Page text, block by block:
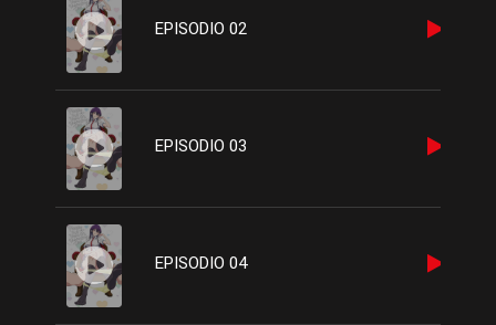
EPISODIO 02
EPISODIO 03
EPISODIO 04